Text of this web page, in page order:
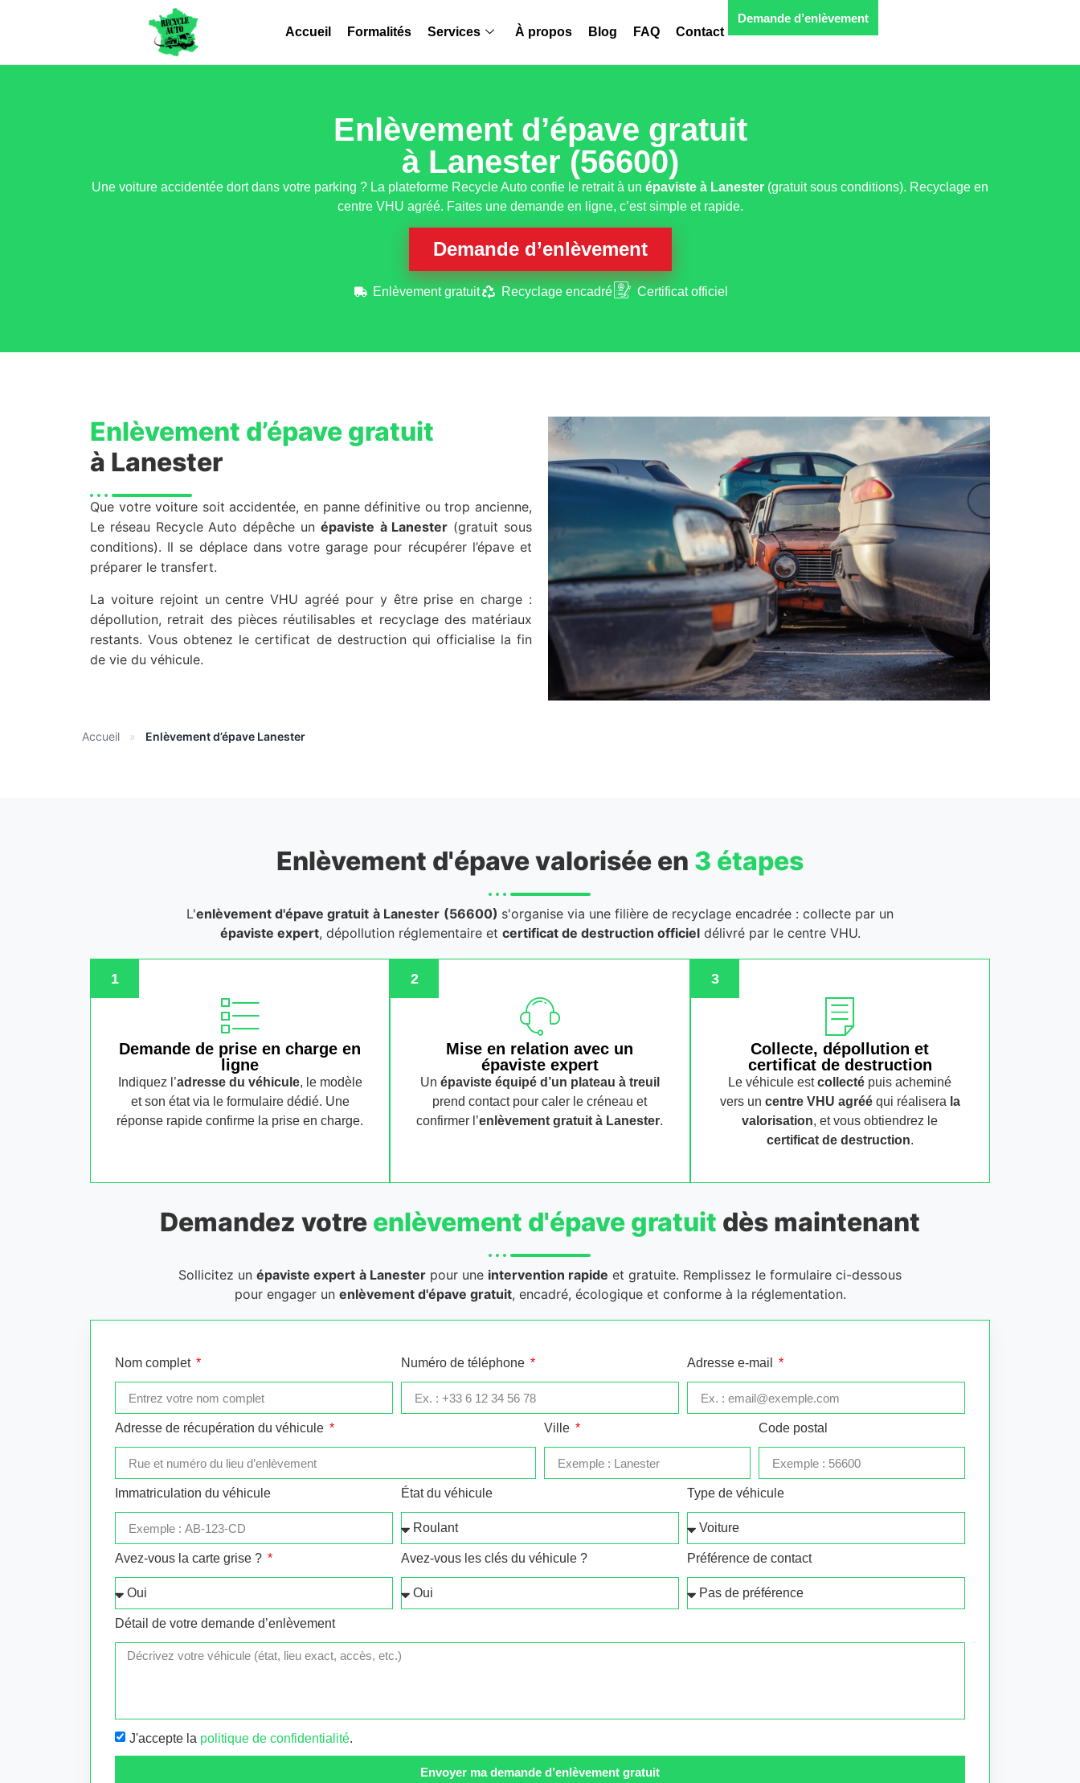
Accueil Formalités Services À propos Blog FAQ Contact
Demande d’enlèvement
Enlèvement d’épave gratuit
à Lanester (56600)
Une voiture accidentée dort dans votre parking ? La plateforme Recycle Auto confie le retrait à un épaviste à Lanester (gratuit sous conditions). Recyclage en
centre VHU agréé. Faites une demande en ligne, c’est simple et rapide.
Demande d’enlèvement
Enlèvement gratuit Recyclage encadré Certificat officiel
Enlèvement d’épave gratuit
à Lanester
Que votre voiture soit accidentée, en panne définitive ou trop ancienne,
Le réseau Recycle Auto dépêche un épaviste à Lanester (gratuit sous
conditions). Il se déplace dans votre garage pour récupérer l’épave et
préparer le transfert.
La voiture rejoint un centre VHU agréé pour y être prise en charge :
dépollution, retrait des pièces réutilisables et recyclage des matériaux
restants. Vous obtenez le certificat de destruction qui officialise la fin
de vie du véhicule.
Accueil » Enlèvement d’épave Lanester
Enlèvement d'épave valorisée en 3 étapes
L'enlèvement d'épave gratuit à Lanester (56600) s'organise via une filière de recyclage encadrée : collecte par un
épaviste expert, dépollution réglementaire et certificat de destruction officieldélivré par le centre VHU.
1
Demande de prise en charge en
ligne
Indiquez l’adresse du véhicule, le modèle
et son état via le formulaire dédié. Une
réponse rapide confirme la prise en charge.
2
Mise en relation avec un
épaviste expert
Un épaviste équipé d’un plateau à treuil
prend contact pour caler le créneau et
confirmer l’enlèvement gratuit à Lanester.
3
Collecte, dépollution et
certificat de destruction
Le véhicule estcollecté puis acheminé
vers un centre VHU agrééqui réaliserala
valorisation, et vous obtiendrez le
certificat de destruction.
Demandez votre enlèvement d'épave gratuit dès maintenant
Sollicitez un épaviste expert à Lanester pour une intervention rapide et gratuite. Remplissez le formulaire ci-dessous
pour engager un enlèvement d'épave gratuit, encadré, écologique et conforme à la réglementation.
Nom complet Numéro de téléphone Adresse e-mail
Adresse de récupération du véhicule Ville Code postal
Immatriculation du véhicule État du véhicule Type de véhicule
Avez-vous la carte grise ? Avez-vous les clés du véhicule ? Préférence de contact
Détail de votre demande d’enlèvement
J'accepte la politique de confidentialité.
Envoyer ma demande d’enlèvement gratuit